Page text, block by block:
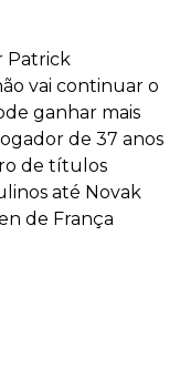
Patrick
vai continuar o
ganhar mais
de 37 anos
de títulos
até Novak
de França